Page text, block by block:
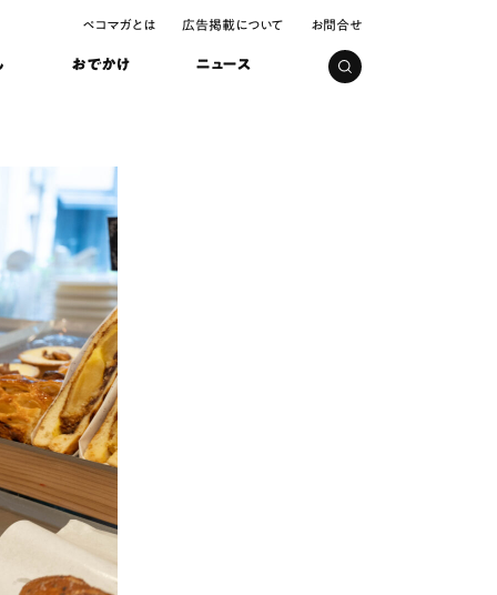
ペコマガとは 広告掲載について お問合せ
おでかけ ニュース